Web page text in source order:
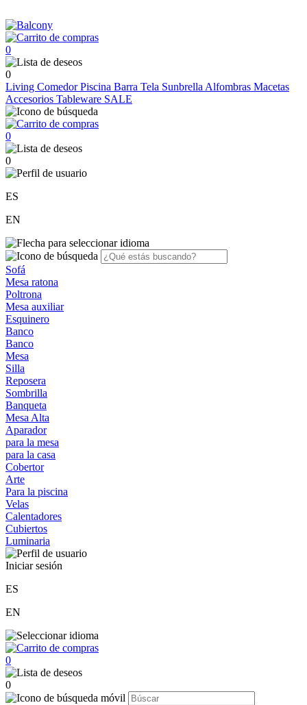
0
0
Living ComedorPiscina Barra Tela Sunbrella Alfombras Macetas
Accesorios Tableware SALE
0
0
ES
EN
Sofá
Mesa ratona
Poltrona
Mesa auxiliar
Esquinero
Banco
Banco
Mesa
Silla
Reposera
Sombrilla
Banqueta
Mesa Alta
Aparador
para la mesa
para la casa
Cobertor
Arte
Para la piscina
Velas
Calentadores
Cubiertos
Luminaria
Iniciar sesión
ES
EN
0
0